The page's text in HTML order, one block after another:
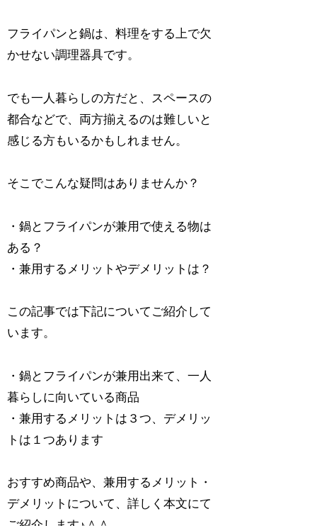
フライパンと鍋は、料理をする上で欠
かせない調理器具です。
でも一人暮らしの方だと、スペースの
都合などで、両方揃えるのは難しいと
感じる方もいるかもしれません。
そこでこんな疑問はありませんか？
・鍋とフライパンが兼用で使える物は
ある？
・兼用するメリットやデメリットは？
この記事では下記についてご紹介して
います。
・鍋とフライパンが兼用出来て、一人
暮らしに向いている商品
・兼用するメリットは３つ、デメリッ
トは１つあります
おすすめ商品や、兼用するメリット・
デメリットについて、詳しく本文にて